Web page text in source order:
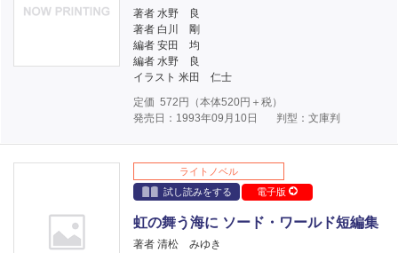
著者 水野 良
著者 白川 剛
編者 安田 均
編者 水野 良
イラスト 米田 仁士
定価 572 円（本体520円＋税）
発売日：1993年09月10日
判型：文庫判
ライトノベル
試し読みをする
電子版
虹の舞う海に ソード・ワールド短編集
著者 清松 みゆき